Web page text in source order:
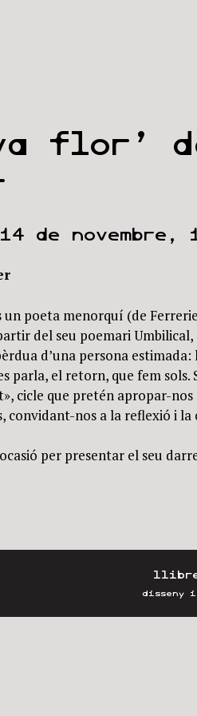
flor’
de novembre,
un poeta menorquí (de
del seu poemari
d’una persona estimada:
parla, el retorn, que fem sols.
cicle que pretén apropar-nos
convidant-nos a la reflexió i la
per presentar el seu
disseny i